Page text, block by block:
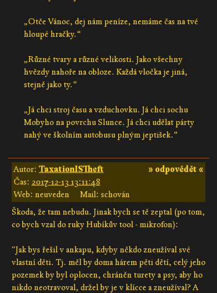
„Otče Vánoc, dej nám peníze, nemáme čas na tvé
hloupé hračky.“
„Různé tvary a různé velikosti. Jako všechny
hvězdy nahoře na obloze. Každá vločka je jiná,
stejně jako ty.“
„Já chci stroj času a vzduchovku. Já chci sochu
Mobyho na povrchu Slunce. Já chci udělat párty
nahý ve školním autobusu plným jeptišek.“
» odpovědět «
Autor: TaxationISTheft
Čas: 2017-12-13 13:11:48
Web: neuveden
Mail: schován
Škoda, že tam nebudu. Jinak bych se tě zeptal (po tom,
co bych vzal do ruky Hubíkův tool - mikrofon):
"Jak bys řešil v ankapu, kdyby někdo zneužíval své
vlastní děti. Tj. měl by doma hárem pěti dětí, celý jeho
pozemek by byl oplocen, chráněn turety a psy, aby ho
nikdo neotravoval, držel by je v klícce a zneužíval? A